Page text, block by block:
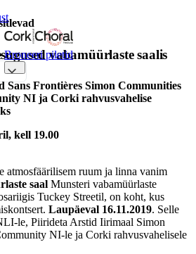
Broneeri piletidvabamüürlaste saalis
Frontières Simon Communities
NI ja Corki rahvusvahelise
kell 19.00
atmosfäärilisem ruum ja linna vanim
saal Munsteri vabamüürlaste
Tuckey Streetil, on koht, kus
Laupäeval 16.11.2019. Selle
le, Piirideta Arstid Iirimaal Simon
NI-le ja Corki rahvusvahelisele